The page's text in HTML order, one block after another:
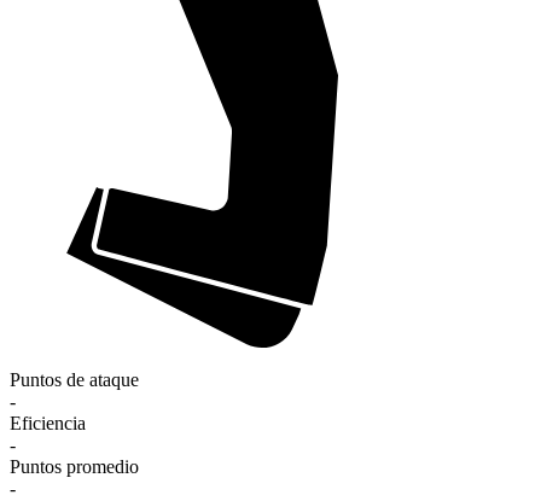
Puntos de ataque
-
Eficiencia
-
Puntos promedio
-